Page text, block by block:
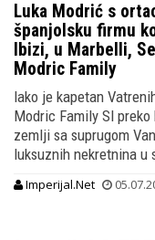
Luka Modrić s
španjolsku firmu
Ibizi, u Marbelli,
Modric Family
Iako je kapetan
Modric Family Sl
zemlji sa suprugom
luksuznih nekretnina u
Imperijal.Net